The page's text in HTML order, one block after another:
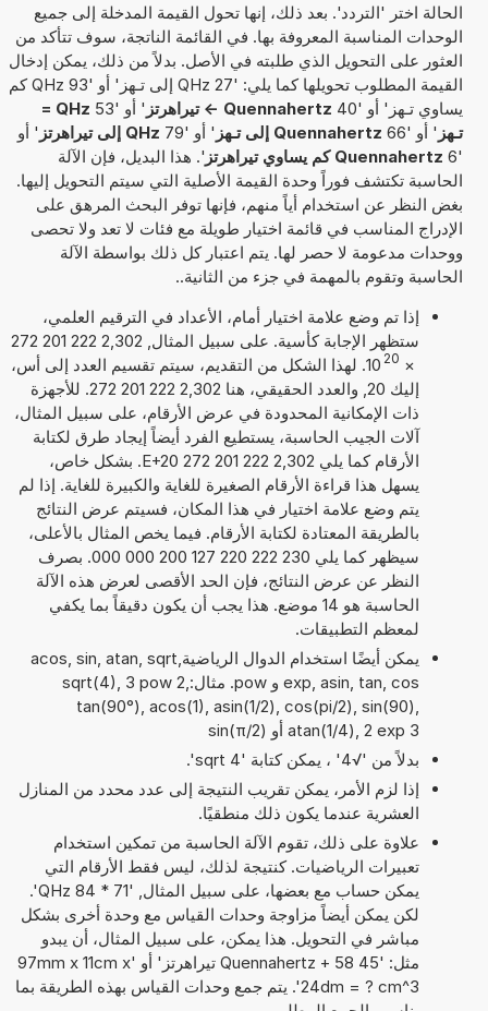
الحالة اختر 'التردد'. بعد ذلك، إنها تحول القيمة المدخلة إلى جميع
الوحدات المناسبة المعروفة بها. في القائمة الناتجة، سوف تتأكد من
العثور على التحويل الذي طلبته في الأصل. بدلاً من ذلك، يمكن إدخال
القيمة المطلوب تحويلها كما يلي: '27 QHz إلى تـهز' أو '93 QHz كم
يساوي تـهز' أو '40
Quennahertz -> تيراهرتز ' أو '53
QHz =
تـهز ' أو '66 Quennahertz إلى تـهز ' أو '79 QHz إلى تيراهرتز
' أو
'6
Quennahertz كم يساوي تيراهرتز
'. هذا البديل، فإن الآلة
الحاسبة تكتشف فوراً وحدة القيمة الأصلية التي سيتم التحويل إليها.
بغض النظر عن استخدام أياً منهم، فإنها توفر البحث المرهق على
الإدراج المناسب في قائمة اختيار طويلة مع فئات لا تعد ولا تحصى
ووحدات مدعومة لا حصر لها. يتم اعتبار كل ذلك بواسطة الآلة
الحاسبة وتقوم بالمهمة في جزء من الثانية..
إذا تم وضع علامة اختيار أمام، الأعداد في الترقيم العلمي،
ستظهر الإجابة كأسية. على سبيل المثال, 2,302 222 201 272
×
10 20
. لهذا الشكل من التقديم، سيتم تقسيم العدد إلى أس،
إليك 20, والعدد الحقيقي، هنا 2,302 222 201 272. للأجهزة
ذات الإمكانية المحدودة في عرض الأرقام، على سبيل المثال،
آلات الجيب الحاسبة، يستطيع الفرد أيضاً إيجاد طرق لكتابة
الأرقام كما يلي 2,302 222 201 272 E+20. بشكل خاص،
يسهل هذا قراءة الأرقام الصغيرة للغاية والكبيرة للغاية. إذا لم
يتم وضع علامة اختيار في هذا المكان، فسيتم عرض النتائج
بالطريقة المعتادة لكتابة الأرقام. فيما يخص المثال بالأعلى،
سيظهر كما يلي 230 222 220 127 200 000 000. بصرف
النظر عن عرض النتائج، فإن الحد الأقصى لعرض هذه الآلة
الحاسبة هو 14 موضع. هذا يجب أن يكون دقيقاً بما يكفي
لمعظم التطبيقات.
يمكن أيضًا استخدام الدوال الرياضيةacos, sin, atan, sqrt,
exp, asin, tan, cos و pow. مثال:sqrt(4), 3 pow 2,
tan(90°), acos(1), asin(1/2), cos(pi/2), sin(90),
atan(1/4), 2 exp 3 أو sin(π/2)
بدلاً من '√4' ، يمكن كتابة 'sqrt 4'.
إذا لزم الأمر، يمكن تقريب النتيجة إلى عدد محدد من المنازل
العشرية عندما يكون ذلك منطقيًا.
علاوة على ذلك، تقوم الآلة الحاسبة من تمكين استخدام
تعبيرات الرياضيات. كنتيجة لذلك، ليس فقط الأرقام التي
يمكن حساب مع بعضها، على سبيل المثال, '71 * 84 QHz'.
لكن يمكن أيضاً مزاوجة وحدات القياس مع وحدة أخرى بشكل
مباشر في التحويل. هذا يمكن، على سبيل المثال، أن يبدو
مثل: '45 Quennahertz + 58 تيراهرتز' أو '97mm x 11cm x
24dm = ? cm^3'. يتم جمع وحدات القياس بهذه الطريقة بما